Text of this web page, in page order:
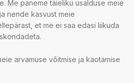
Me paneme täieliku usalduse meie
nende kasvust meie
et me ei saa edasi liikuda
arvamuse võitmise ja kaotamise